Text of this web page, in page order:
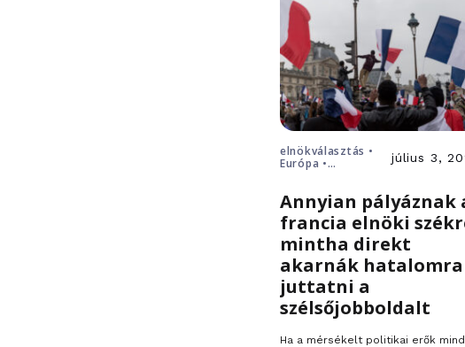
elnökválasztás •
Európa •
július 3,
Annyian pályáznak
francia elnöki
mintha direkt
akarnák hatalomra
juttatni a
szélsőjobboldalt
Ha a mérsékelt politikai erők mind